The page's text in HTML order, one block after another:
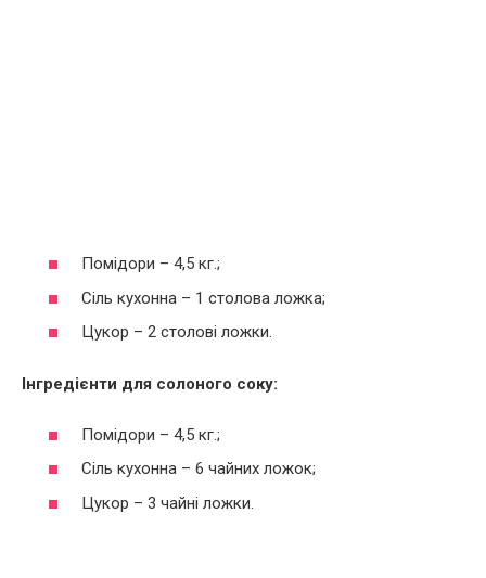
Помідори – 4,5 кг.;
Сіль кухонна – 1 столова ложка;
Цукор – 2 столові ложки.
Інгредієнти для солоного соку:
Помідори – 4,5 кг.;
Сіль кухонна – 6 чайних ложок;
Цукор – 3 чайні ложки.